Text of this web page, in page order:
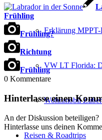
Erklärung MPPT-
VW LT Florida:
Wohnmobil
Reisen & Roadtrips
Frühling
Frühling?
Richtung
Frühling
0 Kommentare
Hinterlasse einen
An der Diskussion beteiligen?
Hinterlasse uns deinen